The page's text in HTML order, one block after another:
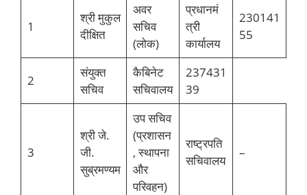
1
श्री मुकुल
दीक्षित
अवर
सचिव
(लोक)
प्रधानमं
त्री
कार्यालय
230141
55
2
संयुक्त
सचिव
कैबिनेट
सचिवालय
237431
39
3
श्री जे.
जी.
सुब्रमण्यम
उप सचिव
(प्रशासन
, स्थापना
और
परिवहन)
राष्ट्रपति
सचिवालय
–